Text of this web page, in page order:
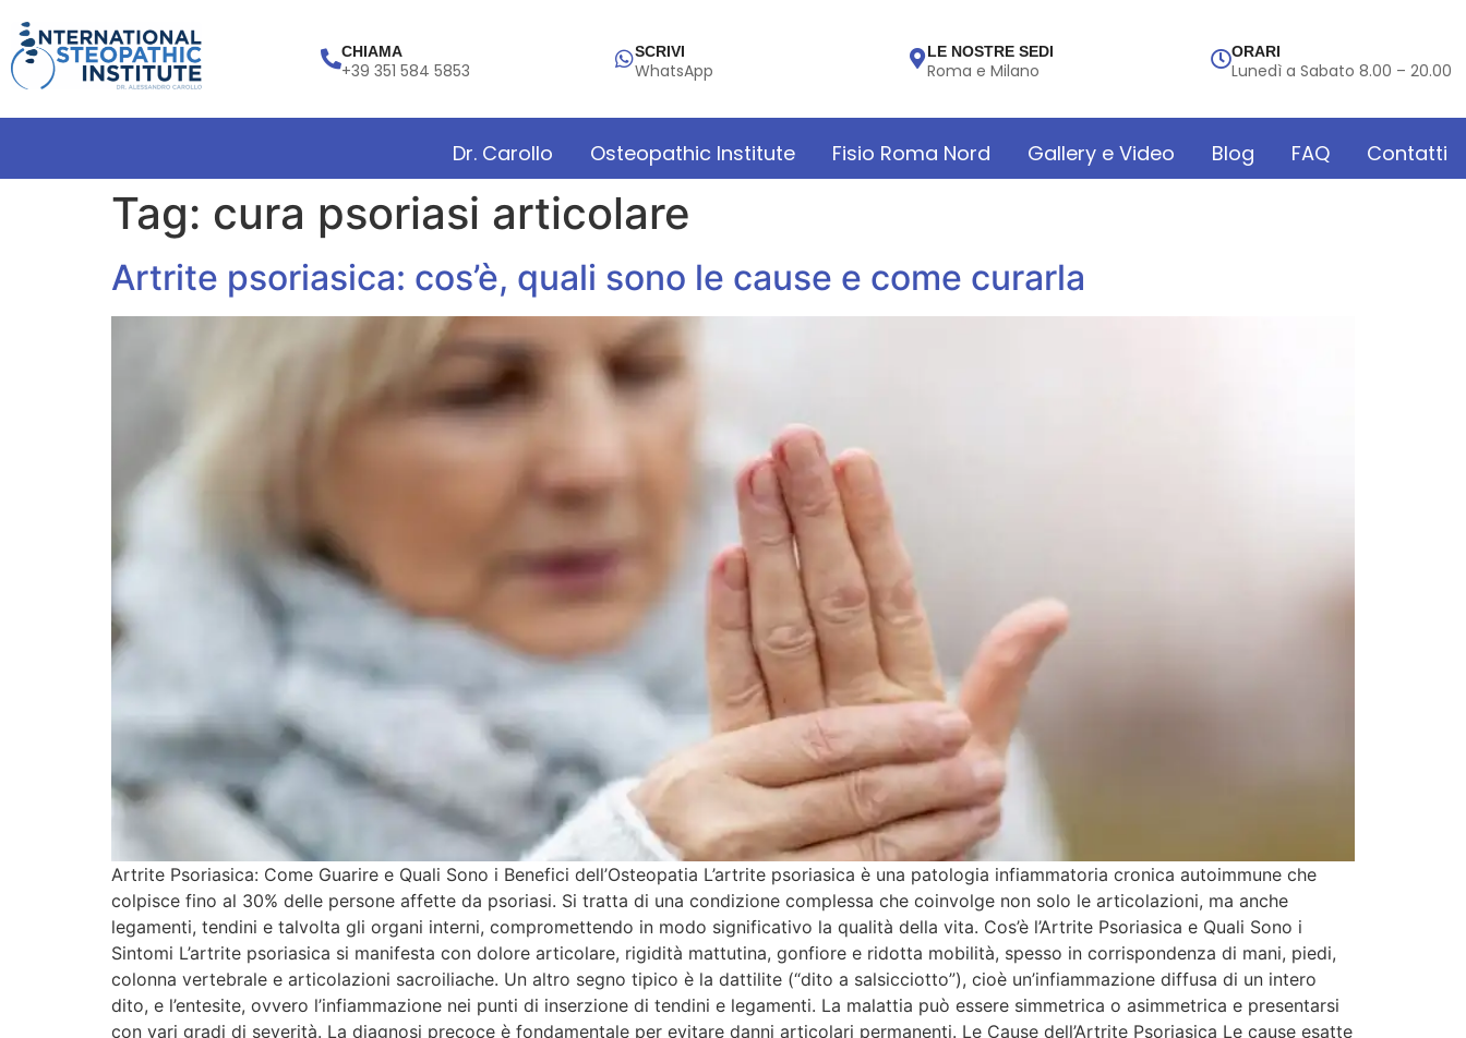
CHIAMA
+39 351 584 5853
SCRIVI
WhatsApp
LE NOSTRE SEDI
Roma e Milano
ORARI
Lunedì a Sabato 8.00 – 20.00
Dr. Carollo Osteopathic Institute Fisio Roma Nord Gallery e Video Blog FAQ Contatti
Tag: cura psoriasi articolare
Artrite psoriasica: cos’è, quali sono le cause e come curarla
Artrite Psoriasica: Come Guarire e Quali Sono i Benefici dell’Osteopatia L’artrite psoriasica è una patologia infiammatoria cronica autoimmune che
colpisce fino al 30% delle persone affette da psoriasi. Si tratta di una condizione complessa che coinvolge non solo le articolazioni, ma anche
legamenti, tendini e talvolta gli organi interni, compromettendo in modo significativo la qualità della vita. Cos’è l’Artrite Psoriasica e Quali Sono i
Sintomi L’artrite psoriasica si manifesta con dolore articolare, rigidità mattutina, gonfiore e ridotta mobilità, spesso in corrispondenza di mani, piedi,
colonna vertebrale e articolazioni sacroiliache. Un altro segno tipico è la dattilite (“dito a salsicciotto”), cioè un’infiammazione diffusa di un intero
dito, e l’entesite, ovvero l’infiammazione nei punti di inserzione di tendini e legamenti. La malattia può essere simmetrica o asimmetrica e presentarsi
con vari gradi di severità. La diagnosi precoce è fondamentale per evitare danni articolari permanenti. Le Cause dell’Artrite Psoriasica Le cause esatte